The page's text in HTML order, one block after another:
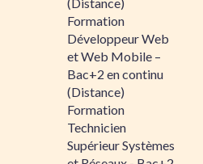
Formation
Développeur Web
et Web Mobile –
Bac+2 en continu
(Distance)
Formation
Technicien
Supérieur Systèmes